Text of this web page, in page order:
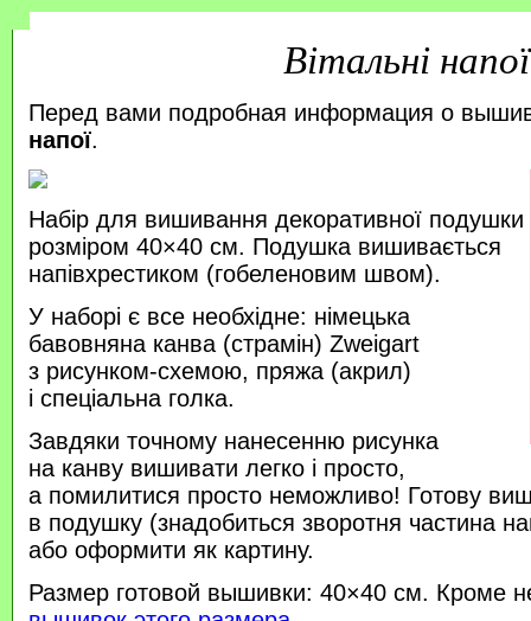
Вітальні напої
Перед вами подробная информация о
напої.
Набір для вишивання декоративної подушки
розміром 40×40 см. Подушка вишивається
напівхрестиком (гобеленовим швом).
У наборі є все необхідне: німецька
бавовняна канва (страмін) Zweigart
з рисунком-схемою, пряжа (акрил)
і спеціальна голка.
Завдяки точному нанесенню рисунка
на канву вишивати легко і просто,
а помилитися просто неможливо! Готову
в подушку (знадобиться зворотня частина
або оформити як картину.
Размер готовой вышивки: 40×40 см. Кроме